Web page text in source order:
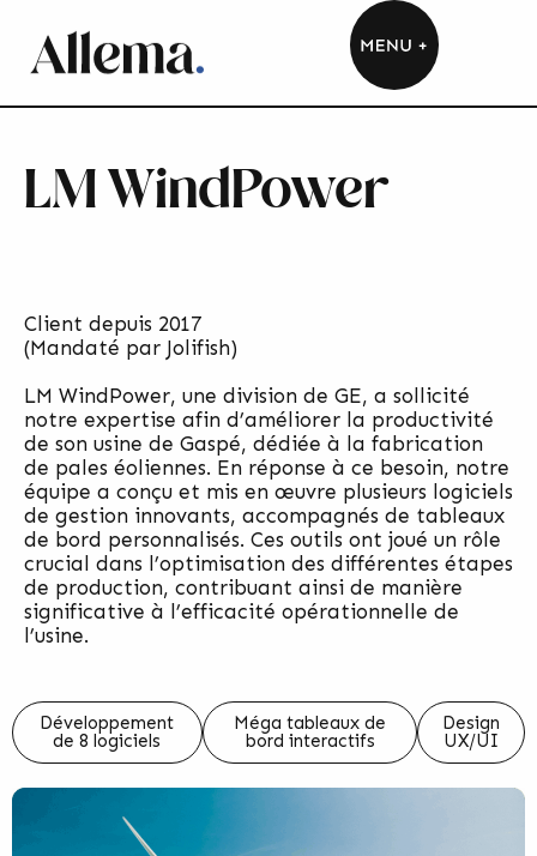
LM WindPower
Client depuis 2017
(Mandaté par Jolifish)
LM WindPower, une division de GE, a sollicité
notre expertise afin d’améliorer la productivité
de son usine de Gaspé, dédiée à la fabrication
de pales éoliennes. En réponse à ce besoin, notre
équipe a conçu et mis en œuvre plusieurs logiciels
de gestion innovants, accompagnés de tableaux
de bord personnalisés. Ces outils ont joué un rôle
crucial dans l’optimisation des différentes étapes
de production, contribuant ainsi de manière
significative à l’efficacité opérationnelle de
l’usine.
Développement
de 8 logiciels
Méga tableaux de
bord interactifs
Design
UX/UI